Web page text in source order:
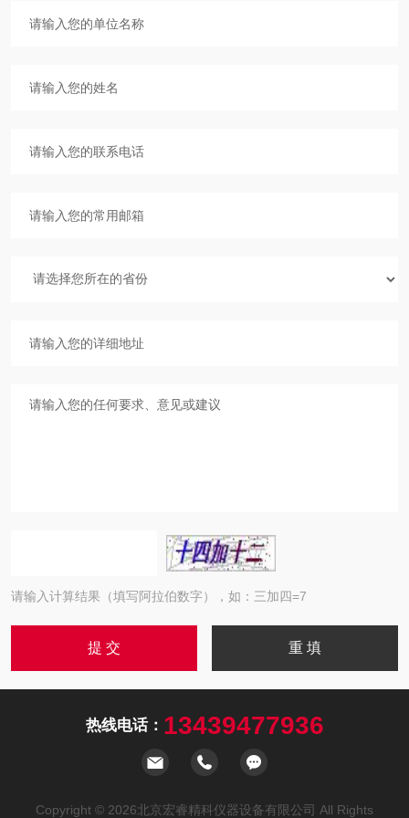
请输入计算结果（填写阿拉伯数字），如：三加四=7
热线电话： 13439477936
Copyright © 2026北京宏睿精科仪器设备有限公司 All Rights